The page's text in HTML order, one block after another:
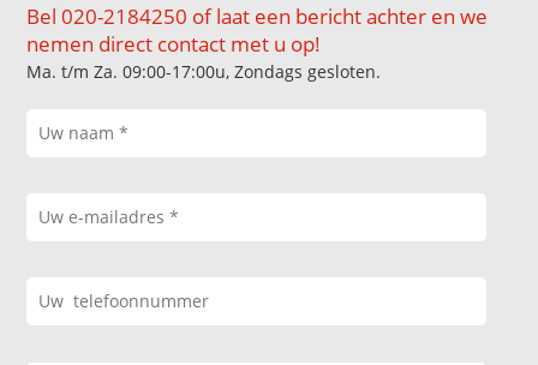
Bel 020-2184250 of laat een bericht achter en we
nemen direct contact met u op!
Ma. t/m Za. 09:00-17:00u, Zondags gesloten.